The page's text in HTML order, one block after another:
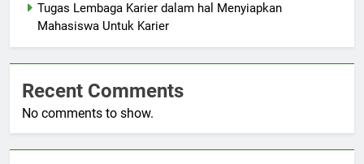
Tugas Lembaga Karier dalam hal Menyiapkan
Mahasiswa Untuk Karier
Recent Comments
No comments to show.